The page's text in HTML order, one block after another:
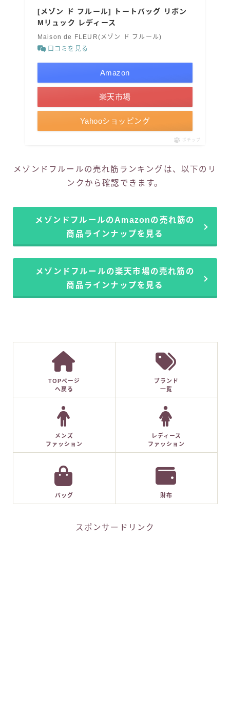
[メゾン ド フルール] トートバッグ リボン
Mリュック レディース
Maison de FLEUR(メゾン ド フルール)
口コミを見る
Amazon
楽天市場
Yahooショッピング
ポチップ
メゾンドフルールの売れ筋ランキングは、以下のリ
ンクから確認できます。
メゾンドフルールのAmazonの売れ筋の
商品ラインナップを見る
メゾンドフルールの楽天市場の売れ筋の
商品ラインナップを見る
TOPページ
へ戻る
ブランド
一覧
メンズ
ファッション
レディース
ファッション
バッグ 財布
スポンサードリンク